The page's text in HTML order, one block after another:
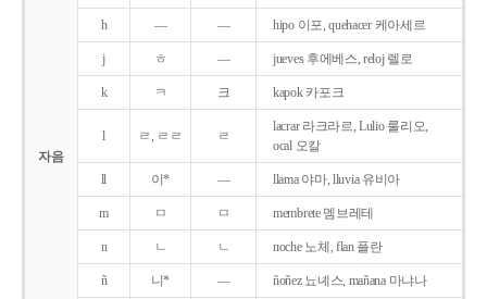
자음
h ― ― hipo 이포, quehacer 케아세르
j ㅎ ― jueves 후에베스, reloj 렐로
k ㅋ 크 kapok 카포크
l ㄹ, ㄹㄹ ㄹ
lacrar 라크라르, Lulio 룰리오,
ocal 오칼
ll 이* ― llama 야마, lluvia 유비아
m ㅁ ㅁ membrete 멤브레테
n ㄴ ㄴ noche 노체, flan 플란
ñ 니* ― ñoñez 뇨녜스, mañana 마냐나